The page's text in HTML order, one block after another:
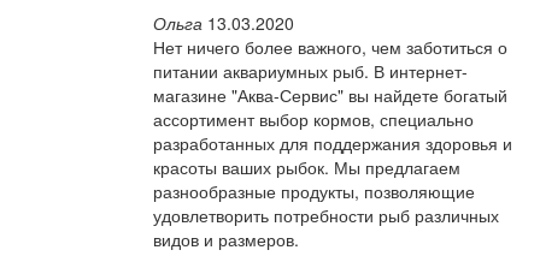
Ольга 13.03.2020
Нет ничего более важного, чем заботиться о
питании аквариумных рыб. В интернет-
магазине "Аква-Сервис" вы найдете богатый
ассортимент выбор кормов, специально
разработанных для поддержания здоровья и
красоты ваших рыбок. Мы предлагаем
разнообразные продукты, позволяющие
удовлетворить потребности рыб различных
видов и размеров.